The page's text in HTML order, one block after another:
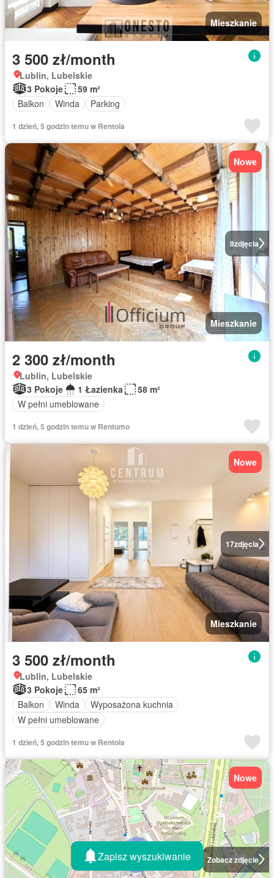
Mieszkanie
3 500 zł/month
Lublin, Lubelskie
3 Pokoje
59 m²
Balkon
Winda Parking
1 dzień, 5 godzin temu w Rentola
9zdjęcia
Nowe
Mieszkanie
2 300 zł/month
Lublin, Lubelskie
3 Pokoje
1 Łazienka
58 m²
W pełni umeblowane
1 dzień, 5 godzin temu w Rentumo
17zdjęcia
Nowe
Mieszkanie
3 500 zł/month
Lublin, Lubelskie
3 Pokoje
65 m²
Balkon
Winda
Wyposażona kuchnia
W pełni umeblowane
1 dzień, 5 godzin temu w Rentola
Zobacz zdjęcie
Nowe
Zapisz wyszukiwanie